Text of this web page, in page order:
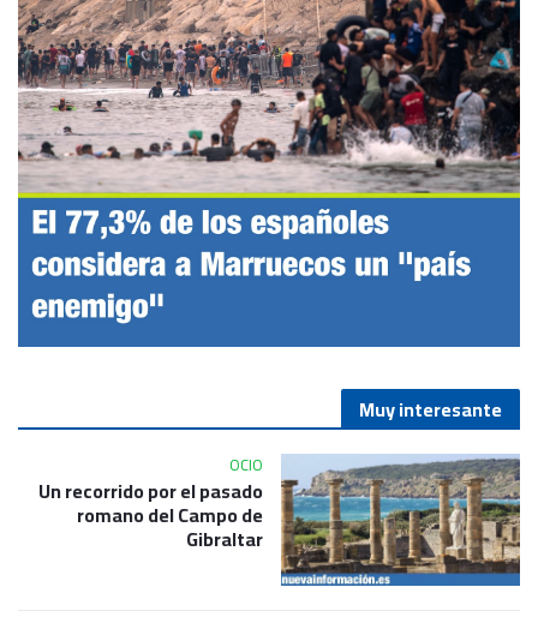
Muy interesante
OCIO
Un recorrido por el pasado
romano del Campo de
Gibraltar